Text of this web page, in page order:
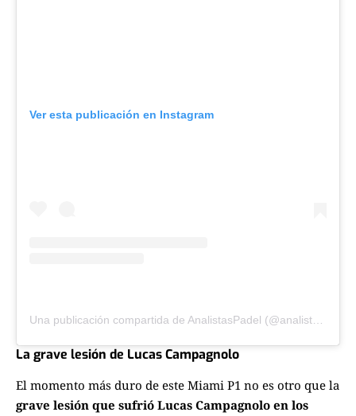
Ver esta publicación en Instagram
La grave lesión de Lucas Campagnolo
El momento más duro de este Miami P1 no es otro que la
grave lesión que sufrió Lucas Campagnolo en los